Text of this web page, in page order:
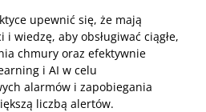
upewnić się, że mają
wiedzę, aby obsługiwać ciągłe,
chmury oraz efektywnie
i AI w celu
alarmów i zapobiegania
liczbą alertów.